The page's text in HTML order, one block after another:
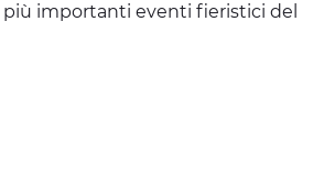
più importanti eventi fieristici del